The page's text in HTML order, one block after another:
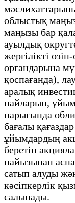
облыстық
маңызы бар
ауылдық
жергілікті
органдарына
қоспағанда),
аралық
пайларын,
нарығында
бағалы
ұйымдардың
беретін
пайызынан
сатып алуды
кәсіпкерлік
салынады.